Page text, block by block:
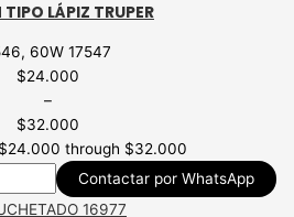
LÁPIZ TRUPER
60W 17547
$24.000
–
$32.000
through $32.000
Contactar por WhatsApp